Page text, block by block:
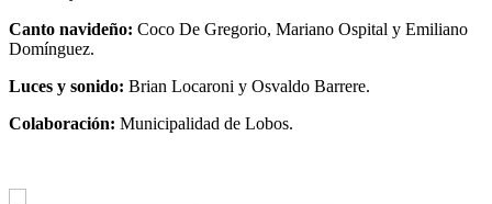
Canto navideño: Coco De Gregorio, Mariano Ospital y Emiliano
Domínguez.
Luces y sonido: Brian Locaroni y Osvaldo Barrere.
Colaboración: Municipalidad de Lobos.